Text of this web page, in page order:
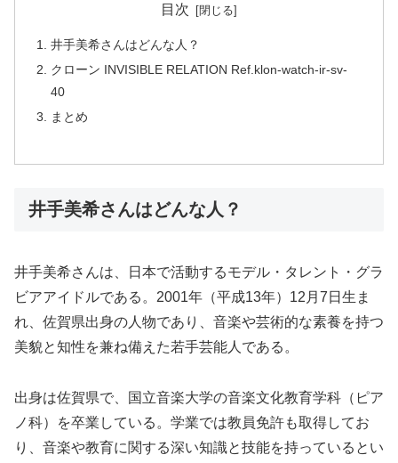
目次
井手美希さんはどんな人？
クローン INVISIBLE RELATION Ref.klon-watch-ir-sv-
40
まとめ
井手美希さんはどんな人？
井手美希さんは、日本で活動するモデル・タレント・グラ
ビアアイドルである。2001年（平成13年）12月7日生ま
れ、佐賀県出身の人物であり、音楽や芸術的な素養を持つ
美貌と知性を兼ね備えた若手芸能人である。
出身は佐賀県で、国立音楽大学の音楽文化教育学科（ピア
ノ科）を卒業している。学業では教員免許も取得してお
り、音楽や教育に関する深い知識と技能を持っているとい